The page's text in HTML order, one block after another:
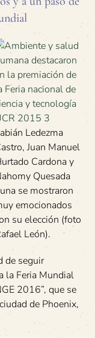
Ledezma
Juan Manuel
Cardona y
Quesada
se mostraron
emocionados
su elección (foto
León).
de seguir
la Feria Mundial
2016”, que se
de Phoenix,